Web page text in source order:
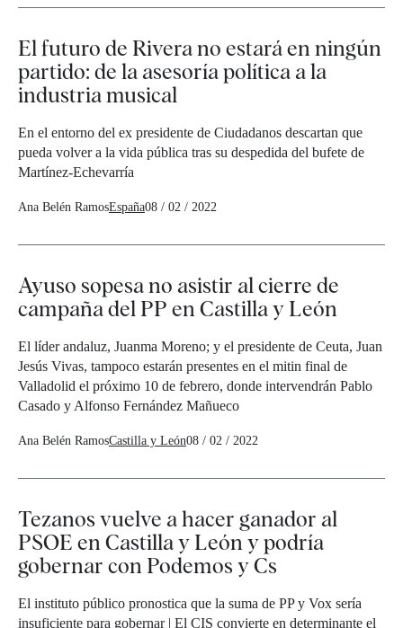
El futuro de Rivera no estará en ningún
partido: de la asesoría política a la
industria musical
En el entorno del ex presidente de Ciudadanos descartan que
pueda volver a la vida pública tras su despedida del bufete de
Martínez-Echevarría
Ana Belén RamosEspaña08 / 02 / 2022
Ayuso sopesa no asistir al cierre de
campaña del PP en Castilla y León
El líder andaluz, Juanma Moreno; y el presidente de Ceuta, Juan
Jesús Vivas, tampoco estarán presentes en el mitin final de
Valladolid el próximo 10 de febrero, donde intervendrán Pablo
Casado y Alfonso Fernández Mañueco
Ana Belén RamosCastilla y León08 / 02 / 2022
Tezanos vuelve a hacer ganador al
PSOE en Castilla y León y podría
gobernar con Podemos y Cs
El instituto público pronostica que la suma de PP y Vox sería
insuficiente para gobernar | El CIS convierte en determinante el